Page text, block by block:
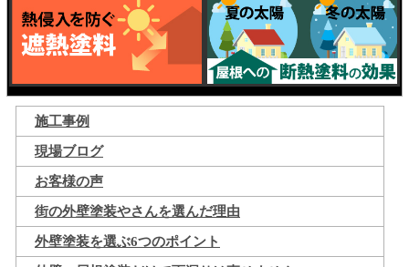
施工事例
現場ブログ
お客様の声
街の外壁塗装やさんを選んだ理由
外壁塗装を選ぶ6つのポイント